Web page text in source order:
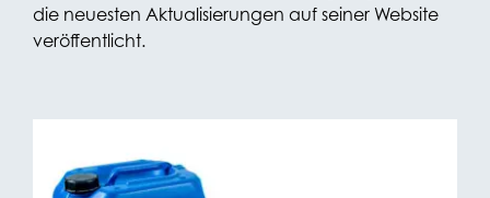
die neuesten Aktualisierungen auf seiner Website
veröffentlicht.